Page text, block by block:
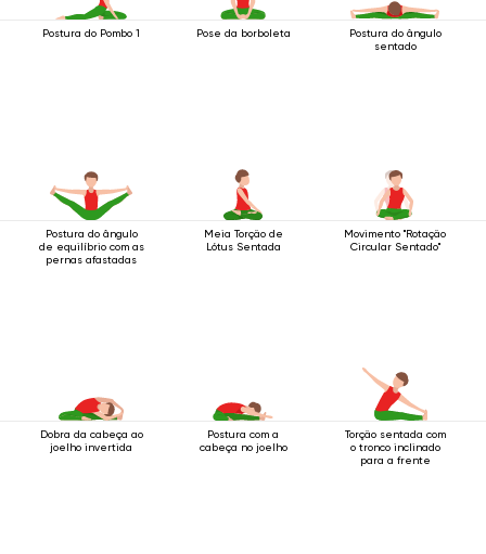
Postura do Pombo 1 Pose da borboleta
Postura do ângulo
sentado
Postura do ângulo
de equilíbrio com as
pernas afastadas
Meia Torção de
Lótus Sentada
Movimento "Rotação
Circular Sentado"
Dobra da cabeça ao
joelho invertida
Postura com a
cabeça no joelho
Torção sentada com
o tronco inclinado
para a frente